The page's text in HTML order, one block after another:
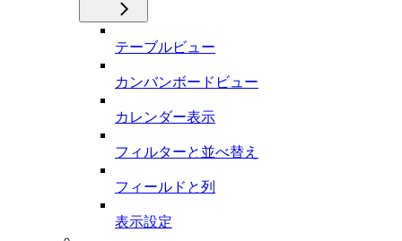
テーブルビュー
カンバンボードビュー
カレンダー表示
フィルターと並べ替え
フィールドと列
表示設定